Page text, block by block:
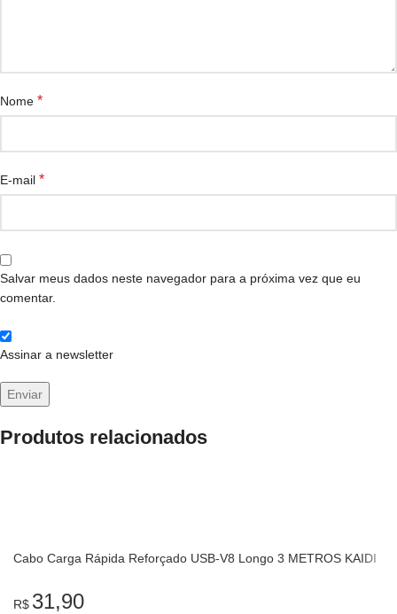
Nome *
E-mail *
Salvar meus dados neste navegador para a próxima vez que eu
comentar.
Assinar a newsletter
Produtos relacionados
Cabo Carga Rápida Reforçado USB-V8 Longo 3 METROS KAIDI
R$ 31,90